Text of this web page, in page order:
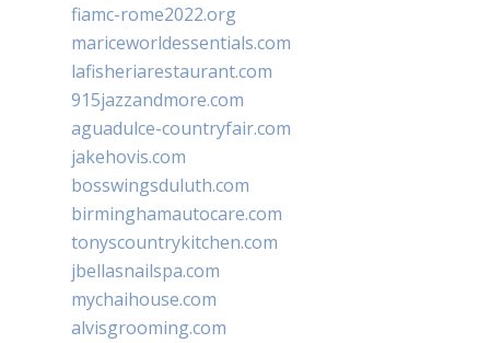
fiamc-rome2022.org
mariceworldessentials.com
lafisheriarestaurant.com
915jazzandmore.com
aguadulce-countryfair.com
jakehovis.com
bosswingsduluth.com
birminghamautocare.com
tonyscountrykitchen.com
jbellasnailspa.com
mychaihouse.com
alvisgrooming.com